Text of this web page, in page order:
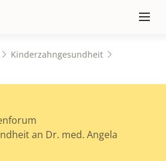
≡
Kinderzahngesundheit
an Dr. med. Angela